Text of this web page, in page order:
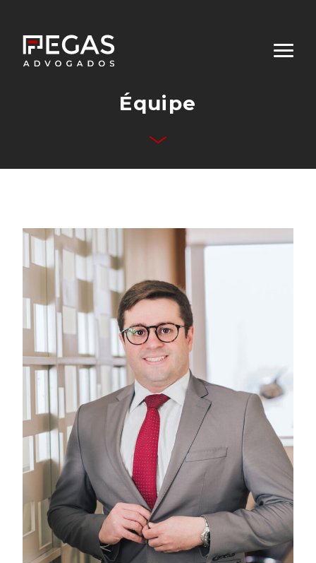
Qui sommes-nous
Domaines d’Activités
Contact
Équipe